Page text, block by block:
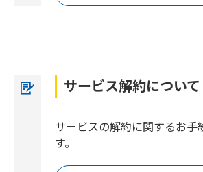
サービス解約について
サービスの解約に関するお手
す。